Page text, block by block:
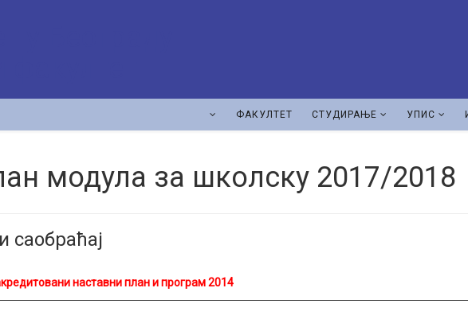
ФАКУЛТЕТ СТУДИРАЊЕ УПИС
модула за школску 2017/2018
саобраћај
наставни план и програм 2014